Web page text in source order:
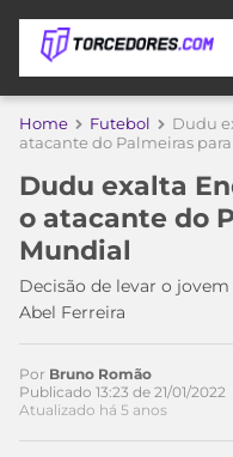
APOSTAS
DE
APOSTA
MELHORES
SITES
DE
APOSTAS
2026
COPA
DO
MUNDO
TIMES
MEU
TIME
CAMPEONATOS
Home Futebol
Dudu
atacante do Palmeiras
Dudu exalta
o atacante do
Mundial
Decisão de levar o
Abel Ferreira
Por Bruno Romão
Publicado 13:23 de 21/01/2022
Atualizado há 5 anos